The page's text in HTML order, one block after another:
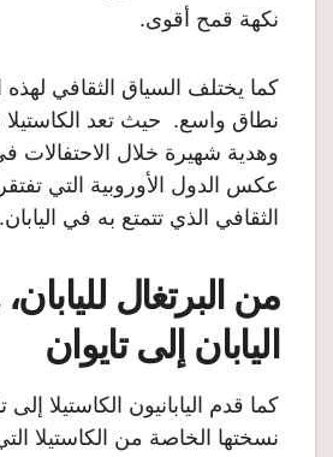
نكهة قمح أقوى.
كما يختلف السياق الثقافي
نطاق واسع. حيث تعد الكاستيلا
وهدية شهيرة خلال الاحتفالات
عكس الدول الأوروبية التي
الثقافي الذي تتمتع به في اليابان.
من البرتغال
اليابان إلى تايوان
كما قدم اليابانيون الكاستيلا إلى
نسختها الخاصة من الكاستيلا